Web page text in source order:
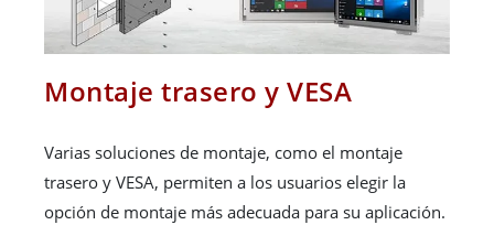
Montaje trasero y VESA
Varias soluciones de montaje, como el montaje
trasero y VESA, permiten a los usuarios elegir la
opción de montaje más adecuada para su aplicación.